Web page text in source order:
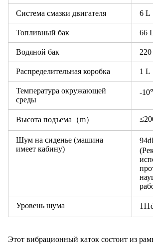
Система смазки двигателя 6 L
Топливный бак 66
Водяной бак
Распределительная коробка 1 L
Температура окружающей
среды
-
Высота подъема（m）
Шум на сиденье (машина
имеет кабину)
Уровень шума
Этот вибрационный каток состоит из